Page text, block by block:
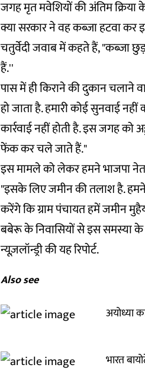
जगह मृत मवेशियों की अंतिम
क्या सरकार ने वह कब्जा हटवा कर
चतुर्वेदी जवाब में कहते हैं, "कब्जा
हैं.''
पास में ही किराने की दुकान चलाने
हो जाता है. हमारी कोई सुनवाई
कार्रवाई नहीं होती है. इस जगह को
फेंक कर चले जाते हैं."
इस मामले को लेकर हमने भाजपा
"इसके लिए जमीन की तलाश है. हमने
करेंगे कि ग्राम पंचायत हमें जमीन
बबेरू के निवासियों से इस समस्या
न्यूज़लॉन्ड्री की यह रिपोर्ट.
Also see
अयोध्या
भारत